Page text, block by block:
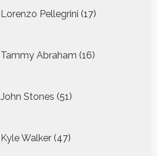
Lorenzo Pellegrini 17
producten
Tammy Abraham 16
producten
John Stones 51
producten
Kyle Walker 47
producten